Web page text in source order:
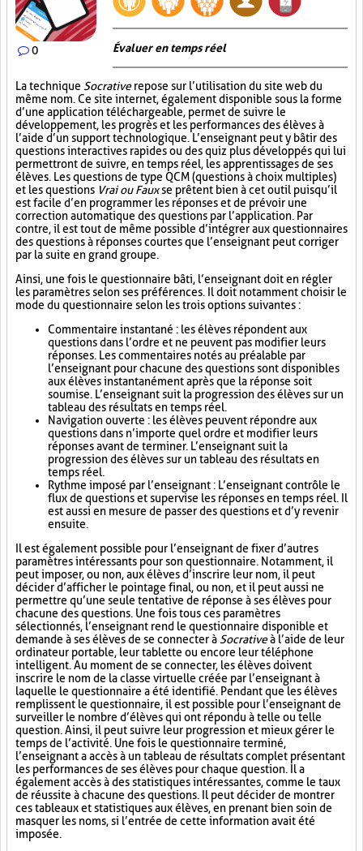
0 Évaluer en temps réel
La technique Socrativerepose sur l’utilisation du site web du
même nom. Ce site internet, également disponible sous la forme
d’une application téléchargeable, permet de suivre le
développement, les progrès et les performances des élèves à
l’aide d’un support technologique. L’enseignant peut y bâtir des
questions interactives rapides ou des quiz plus développés qui lui
permettront de suivre, en temps réel, les apprentissages de ses
élèves. Les questions de type QCM (questions à choix multiples)
et les questions Vrai ou Fauxse prêtent bien à cet outil puisqu’il
est facile d’en programmer les réponses et de prévoir une
correction automatique des questions par l’application. Par
contre, il est tout de même possible d’intégrer aux questionnaires
des questions à réponses courtes que l’enseignant peut corriger
par la suite en grand groupe.
Ainsi, une fois le questionnaire bâti, l’enseignant doit en régler
les paramètres selon ses préférences. Il doit notamment choisir le
mode du questionnaire selon les trois options suivantes :
Commentaire instantané : les élèves répondent aux
questions dans l’ordre et ne peuvent pas modifier leurs
réponses. Les commentaires notés au préalable par
l’enseignant pour chacune des questions sont disponibles
aux élèves instantanément après que la réponse soit
soumise. L’enseignant suit la progression des élèves sur un
tableau des résultats en temps réel.
Navigation ouverte : les élèves peuvent répondre aux
questions dans n’importe quel ordre et modifier leurs
réponses avant de terminer. L’enseignant suit la
progression des élèves sur un tableau des résultats en
temps réel.
Rythme imposé par l’enseignant : L’enseignant contrôle le
flux de questions et supervise les réponses en temps réel. Il
est aussi en mesure de passer des questions et d’y revenir
ensuite.
Il est également possible pour l’enseignant de fixer d’autres
paramètres intéressants pour son questionnaire. Notamment, il
peut imposer, ou non, aux élèves d’inscrire leur nom, il peut
décider d’afficher le pointage final, ou non, et il peut aussi ne
permettre qu’une seule tentative de réponse à ses élèves pour
chacune des questions. Une fois tous ces paramètres
sélectionnés, l’enseignant rend le questionnaire disponible et
demande à ses élèves de se connecter à Socrativeà l’aide de leur
ordinateur portable, leur tablette ou encore leur téléphone
intelligent. Au moment de se connecter, les élèves doivent
inscrire le nom de la classe virtuelle créée par l’enseignant à
laquelle le questionnaire a été identifié. Pendant que les élèves
remplissent le questionnaire, il est possible pour l’enseignant de
surveiller le nombre d’élèves qui ont répondu à telle ou telle
question. Ainsi, il peut suivre leur progression et mieux gérer le
temps de l’activité. Une fois le questionnaire terminé,
l’enseignant a accès à un tableau de résultats complet présentant
les performances de ses élèves pour chaque question. Il a
également accès à des statistiques intéressantes, comme le taux
de réussite à chacune des questions. Il peut décider de montrer
ces tableaux et statistiques aux élèves, en prenant bien soin de
masquer les noms, si l’entrée de cette information avait été
imposée.